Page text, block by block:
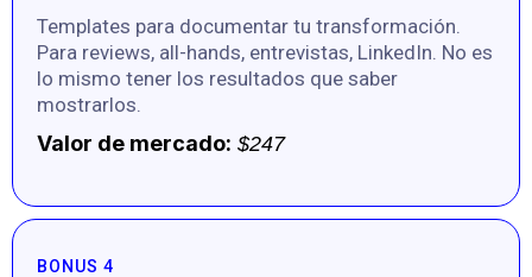
Templates para documentar tu transformación.
Para reviews, all-hands, entrevistas, LinkedIn. No es
lo mismo tener los resultados que saber
mostrarlos.
Valor de mercado: $247
BONUS 4